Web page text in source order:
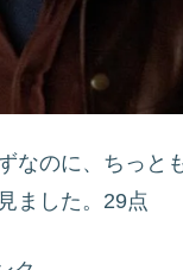
なのに、ちっと
ました。29点